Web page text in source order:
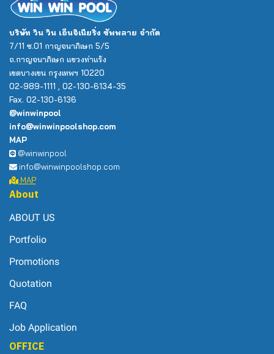
บริษัท วิน วิน เอ็นจิเนียริ่ง ซัพพลาย จำกัด
7/11 ซ.01 กาญจนาภิเษก 5/5
ถ.กาญจนาภิเษก แขวงท่าแร้ง
เขตบางเขน กรุงเทพฯ 10220
02-989-1111 , 02-130-6134-35
Fax. 02-130-6136
@winwinpool
info@winwinpoolshop.com
MAP
@winwinpool
info@winwinpoolshop.com
MAP
About
ABOUT US
Portfolio
Promotions
Quotation
FAQ
Job Application
OFFICE